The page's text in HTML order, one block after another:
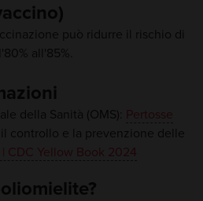
può ridurre il rischio di
all'85%.
della Sanità (OMS): Pertosse
controllo e la prevenzione delle
| CDC Yellow Book 2024